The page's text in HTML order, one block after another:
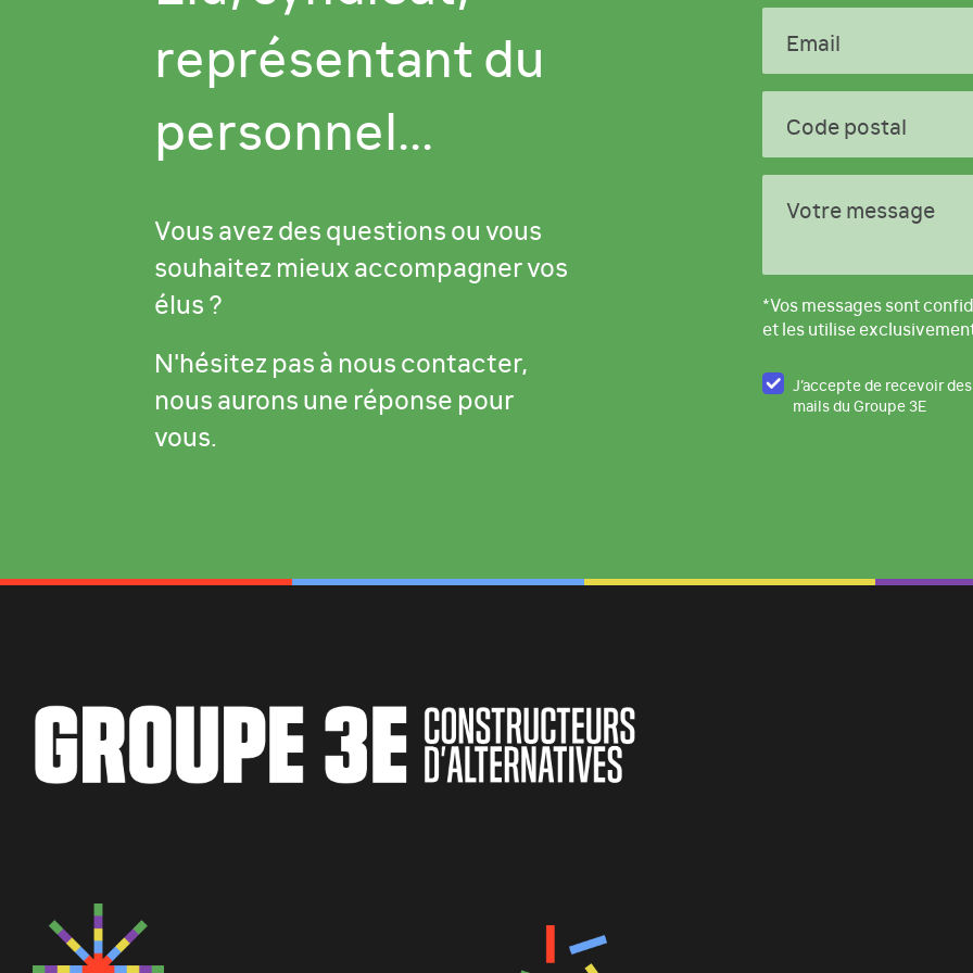
représentant du
personnel...
Vous avez des questions ou vous
souhaitez mieux accompagner vos
élus ?
N'hésitez pas à nous contacter,
nous aurons une réponse pour
vous.
Email
Code postal
Votre message
*Vos messages sont
et les utilise
J’accepte de recevoir
mails du Groupe 3E